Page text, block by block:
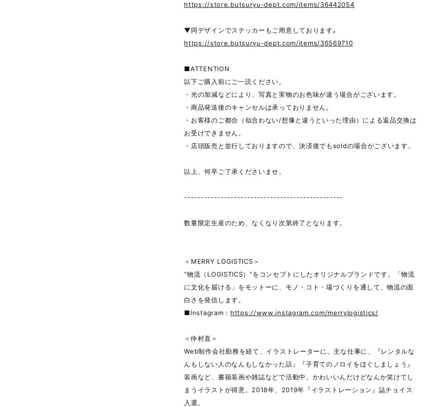
https://store.butsuryu-dept.com/items/36442054
▼同デザインでステッカーもご用意しております｡
https://store.butsuryu-dept.com/items/36569710
■ATTENTION
以下ご購入前にご一読ください。
・光の加減などにより、写真と実物のお色味が違う場合がございます。
・商品発送後のキャンセルは承っておりません。
・お客様のご都合（似合わない/想像と違うといった理由）による返品交換は
お受けできません。
・店頭販売と並行しておりますので、決済後でもsoldの場合がございます。
以上、何卒ご了承くださいませ。
------------------------------------------------
数量限定生産のため、なくなり次第終了となります。
＜MERRY LOGISTICS＞
“物流（LOGISTICS）”をコンセプトにしたオリジナルブランドです。「物流
に文化を届ける」をモットーに、モノ・コト・場づくりを通して、物流の面
白さを発信します。
■Instagram： https://www.instagram.com/merrylogistics/
＜仲村直＞
Web制作会社勤務を経て、イラストレーターに。主な仕事に、『レンタルな
んもしない人のなんもしなかった話』『子育てのノロイをほぐしましょう』
装画など、書籍装画や雑誌などで活動中。かわいいんだけどなんか笑けてし
まうイラストが得意。2018年、2019年『イラストレーション』誌チョイス
入選。